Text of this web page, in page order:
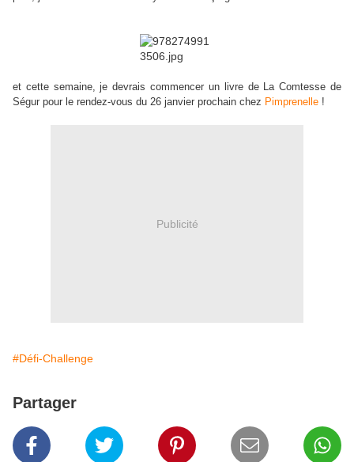
et cette semaine, je devrais commencer un livre de La Comtesse de
Ségur pour le rendez-vous du 26 janvier prochain chez Pimprenelle !
Publicité
#Défi-Challenge
Partager